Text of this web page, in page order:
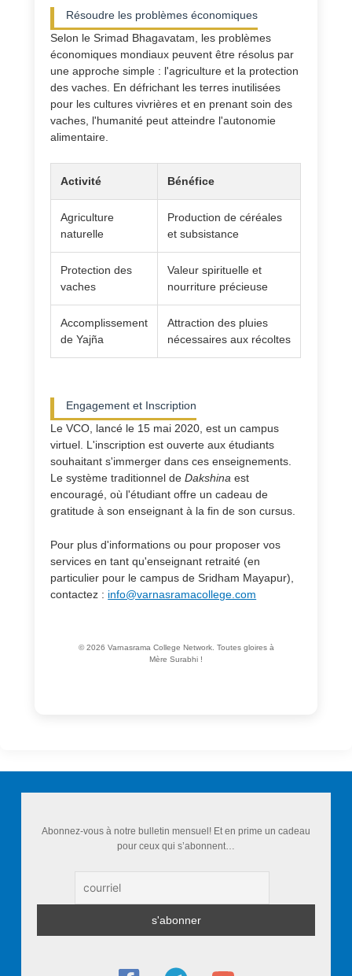
Résoudre les problèmes économiques
Selon le Srimad Bhagavatam, les problèmes
économiques mondiaux peuvent être résolus par
une approche simple : l'agriculture et la protection
des vaches. En défrichant les terres inutilisées
pour les cultures vivrières et en prenant soin des
vaches, l'humanité peut atteindre l'autonomie
alimentaire.
Activité Bénéfice
Agriculture
naturelle
Production de céréales
et subsistance
Protection des
vaches
Valeur spirituelle et
nourriture précieuse
Accomplissement
de Yajña
Attraction des pluies
nécessaires aux récoltes
Engagement et Inscription
Le VCO, lancé le 15 mai 2020, est un campus
virtuel. L'inscription est ouverte aux étudiants
souhaitant s'immerger dans ces enseignements.
Le système traditionnel deDakshina est
encouragé, où l'étudiant offre un cadeau de
gratitude à son enseignant à la fin de son cursus.
Pour plus d'informations ou pour proposer vos
services en tant qu'enseignant retraité (en
particulier pour le campus de Sridham Mayapur),
contactez : info@varnasramacollege.com
© 2026 Varnasrama College Network. Toutes gloires à
Mère Surabhi !
Abonnez-vous à notre bulletin mensuel! Et en prime un cadeau
pour ceux qui s’abonnent…